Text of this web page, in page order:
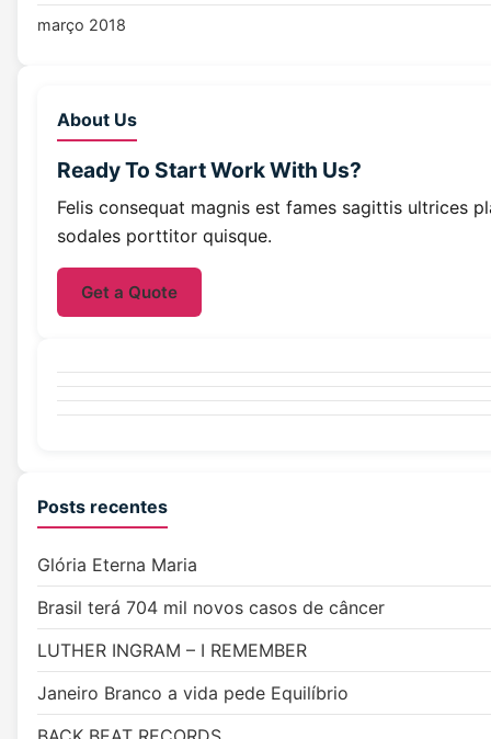
março 2018
About Us
Ready To StartWork With Us?
Felis consequat magnis est fames sagittis ultrices
sodales porttitor quisque.
Get a Quote
Posts recentes
Glória Eterna Maria
Brasil terá 704 mil novos casos de câncer
LUTHER INGRAM – I REMEMBER
Janeiro Branco a vida pede Equilíbrio